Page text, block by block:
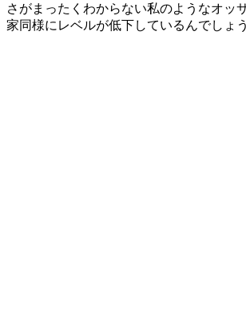
さがまったくわからない私のようなオッ
家同様にレベルが低下しているんでしょ